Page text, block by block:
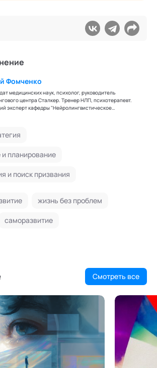
Фомченко
медицинских наук, психолог, руководитель
центра Сталкер. Тренер НЛП, психотерапевт.
эксперт кафедры "Нейролингвистическое
планирование
и поиск призвания
жизнь без проблем
саморазвитие
Смотреть все